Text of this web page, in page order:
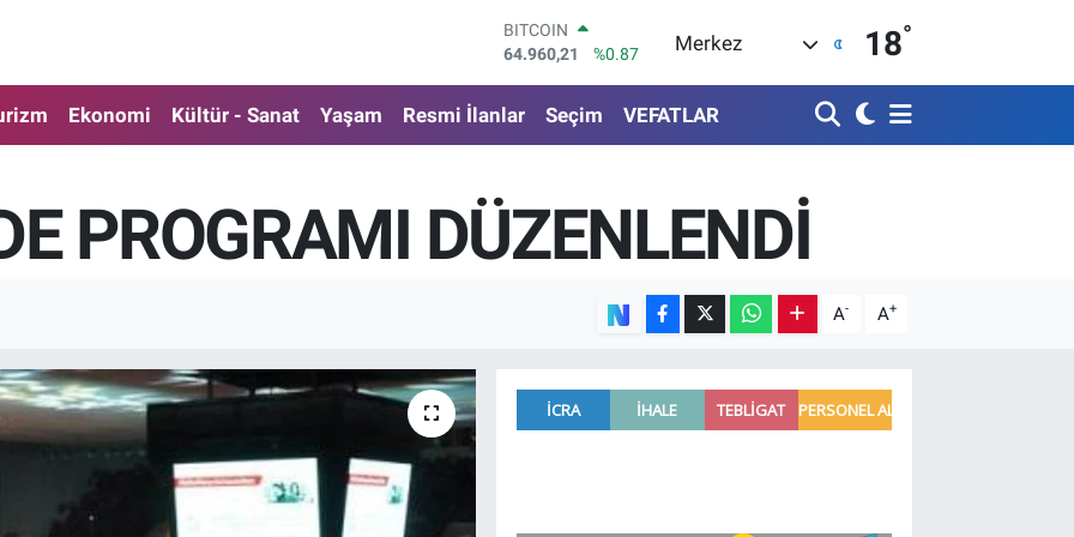
DOLAR
47,7436
%0.18
55,2510
%0.32
STERLİN
64,4811
%0.38
BİST100
13.779
%-14
Merkez 18°
Ekonomi Kültür - Sanat Yaşam Resmi İlanlar Seçim VEFATLAR
PROGRAMI DÜZENLENDİ
A- A+